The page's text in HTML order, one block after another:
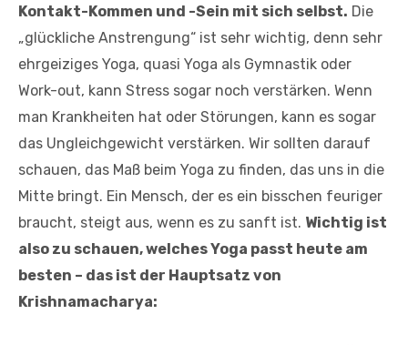
Kontakt-Kommen und -Sein mit sich selbst. Die
„glückliche Anstrengung“ ist sehr wichtig, denn sehr
ehrgeiziges Yoga, quasi Yoga als Gymnastik oder
Work-out, kann Stress sogar noch verstärken. Wenn
man Krankheiten hat oder Störungen, kann es sogar
das Ungleichgewicht verstärken. Wir sollten darauf
schauen, das Maß beim Yoga zu finden, das uns in die
Mitte bringt. Ein Mensch, der es ein bisschen feuriger
braucht, steigt aus, wenn es zu sanft ist. Wichtig ist
also zu schauen, welches Yoga passt heute am
besten – das ist der Hauptsatz von
Krishnamacharya: